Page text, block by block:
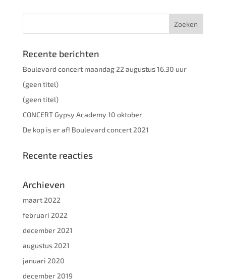
Recente berichten
Boulevard concert maandag 22 augustus 16.30 uur
(geen titel)
(geen titel)
CONCERT Gypsy Academy 10 oktober
De kop is er af! Boulevard concert 2021
Recente reacties
Archieven
maart 2022
februari 2022
december 2021
augustus 2021
januari 2020
december 2019